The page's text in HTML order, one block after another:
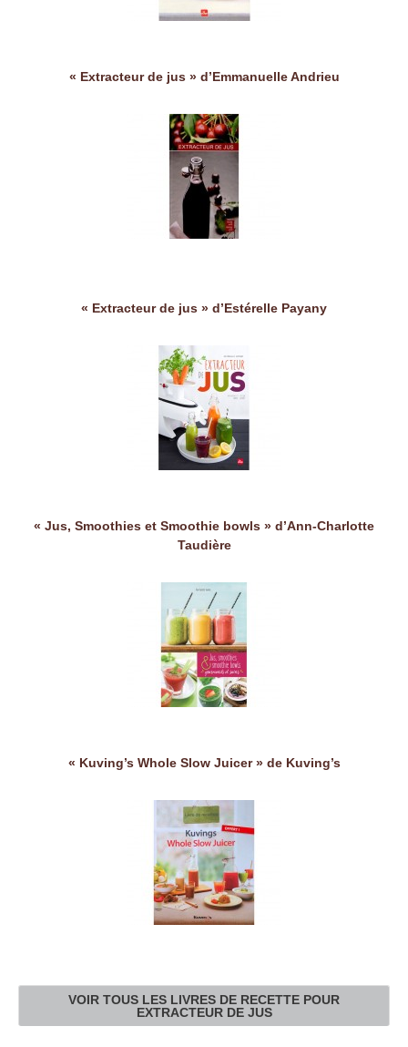
« Extracteur de jus » d’Emmanuelle Andrieu
« Extracteur de jus » d’Estérelle Payany
« Jus, Smoothies et Smoothie bowls » d’Ann-Charlotte
Taudière
« Kuving’s Whole Slow Juicer » de Kuving’s
VOIR TOUS LES LIVRES DE RECETTE POUR
EXTRACTEUR DE JUS